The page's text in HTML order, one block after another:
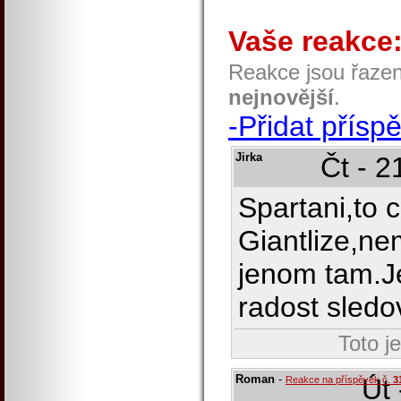
Vaše
Reakce jsou
nejnovější.
-Přidat
Jirka
Čt -
Spartani,to
jenom
radost
Toto
Roman - Reakce na příspěvek č.
Út